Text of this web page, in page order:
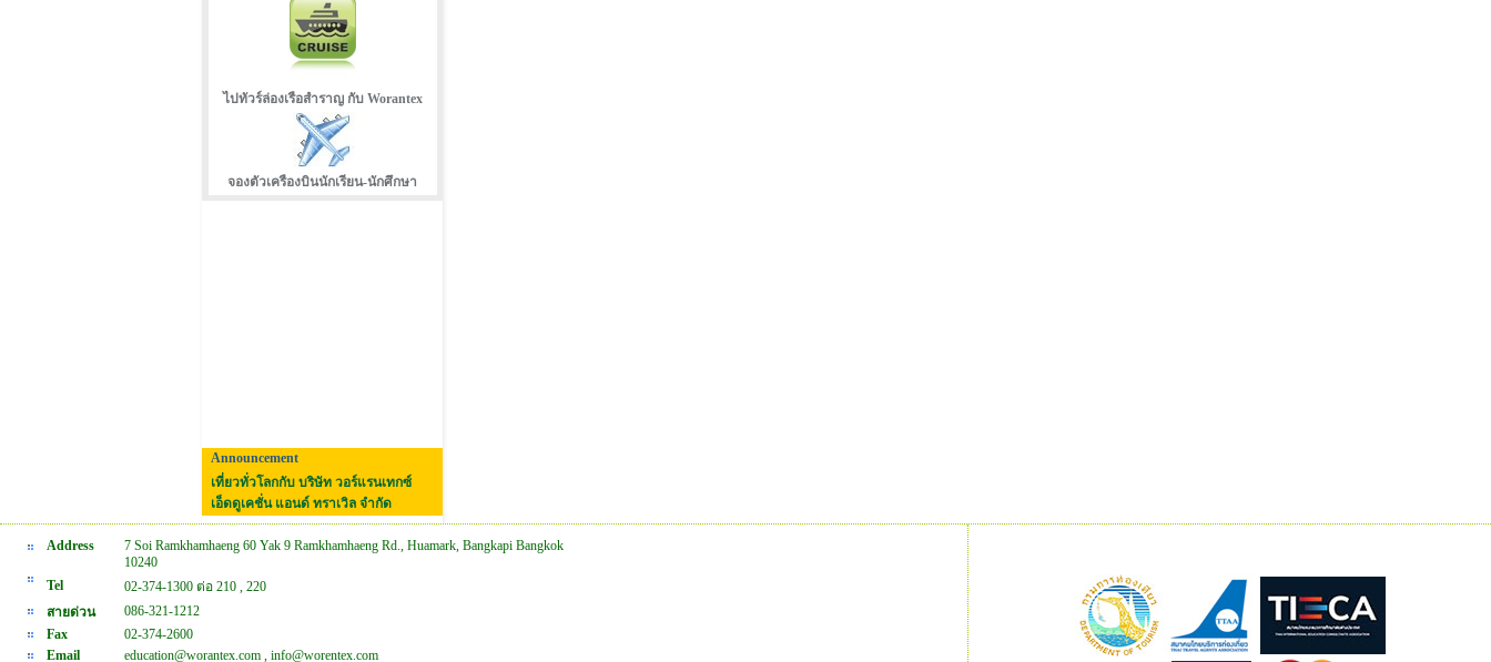
ไปทัวร์ล่องเรือสำราญ กับ Worantex
จองตัวเครืองบินนักเรียน-นักศึกษา
Announcement
เที่ยวทั่วโลกกับ บริษัท วอร์แรนเทกซ์
เอ็ดดูเคชั่น แอนด์ ทราเวิล จำกัด
Address
7 Soi Ramkhamhaeng 60 Yak 9 Ramkhamhaeng Rd., Huamark, Bangkapi Bangkok
10240
Tel
02-374-1300 ต่อ 210 , 220
สายด่วน
086-321-1212
Fax
02-374-2600
Email
education@worantex.com , info@worentex.com